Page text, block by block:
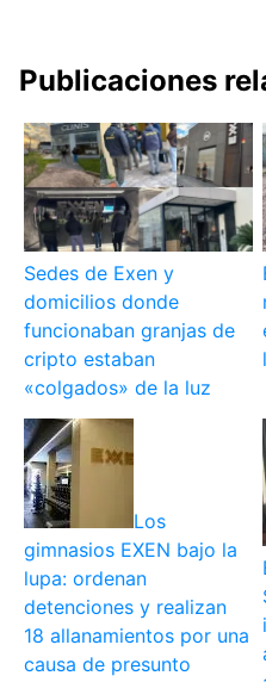
Publicaciones
Sedes de Exen y
domicilios donde
funcionaban granjas de
cripto estaban
«colgados» de la luz
Los
gimnasios EXEN bajo la
lupa: ordenan
detenciones y realizan
18 allanamientos por una
causa de presunto